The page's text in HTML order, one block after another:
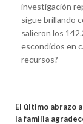
investigación
sigue brillando
salieron los
escondidos en
recursos?
El último abrazo
la familia